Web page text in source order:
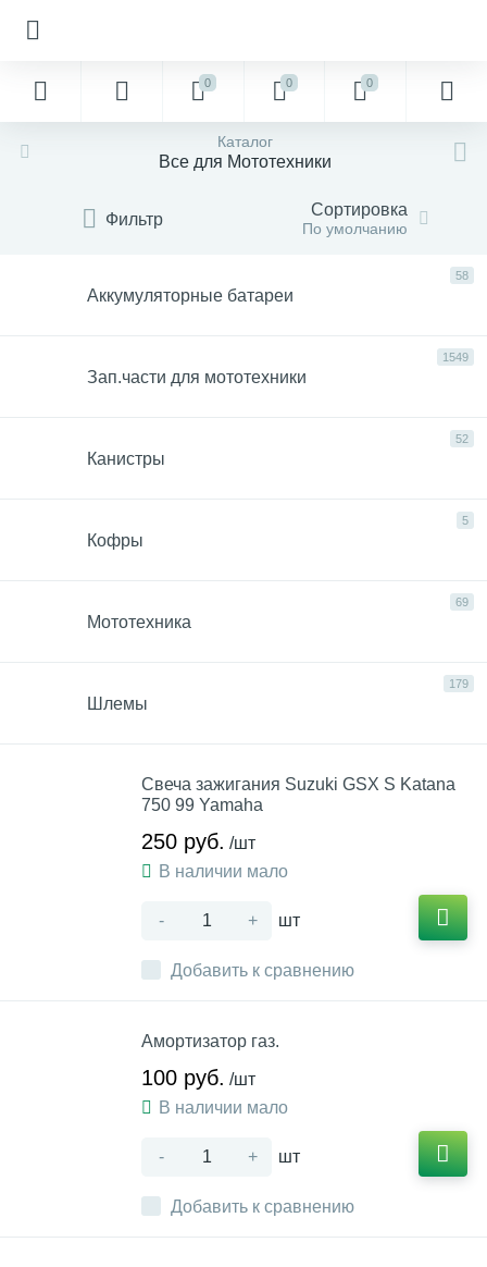
0 0 0
Каталог
Все для Мототехники
Фильтр Сортировка
По умолчанию
58
Аккумуляторные батареи
1549
Зап.части для мототехники
52
Канистры
5
Кофры
69
Мототехника
179
Шлемы
Свеча зажигания Suzuki GSX S Katana
750 99 Yamaha
250 руб. /шт
В наличии мало
- + шт
Добавить к сравнению
Амортизатор газ.
100 руб. /шт
В наличии мало
- + шт
Добавить к сравнению